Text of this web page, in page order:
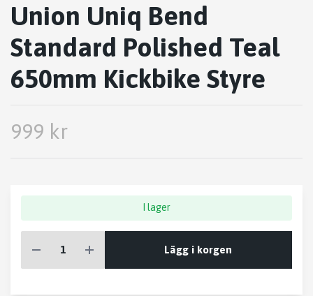
Union Uniq Bend
Standard Polished Teal
650mm Kickbike Styre
999 kr
I lager
Lägg i korgen